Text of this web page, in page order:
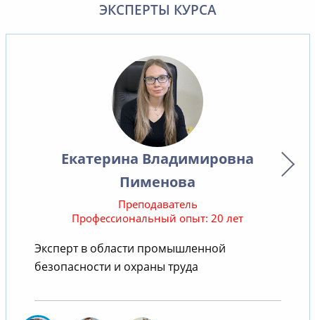
ЭКСПЕРТЫ КУРСА
Екатерина Владимировна
Пименова
Преподаватель
Профессиональный опыт: 20 лет
Эксперт в области промышленной
безопасности и охраны труда